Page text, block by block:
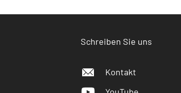
Schreiben Sie uns
Kontakt